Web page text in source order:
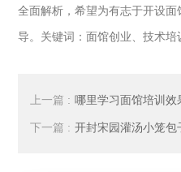
全面解析，希望为有志于开设
导。关键词：面馆创业、技术培
上一篇 : 哪里学习面馆培训
下一篇 : 开封宋园灌汤小笼